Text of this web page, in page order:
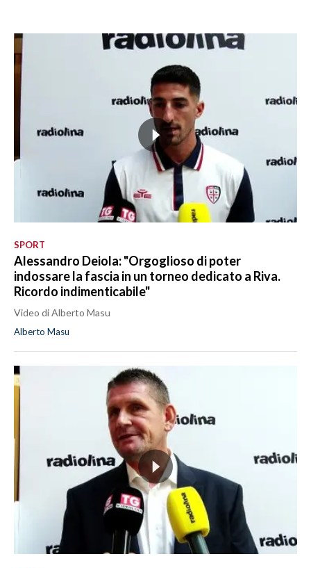
SPORT
Alessandro Deiola: "Orgoglioso di poter
indossare la fascia in un torneo dedicato a Riva.
Ricordo indimenticabile"
Video di Alberto Masu
Alberto Masu